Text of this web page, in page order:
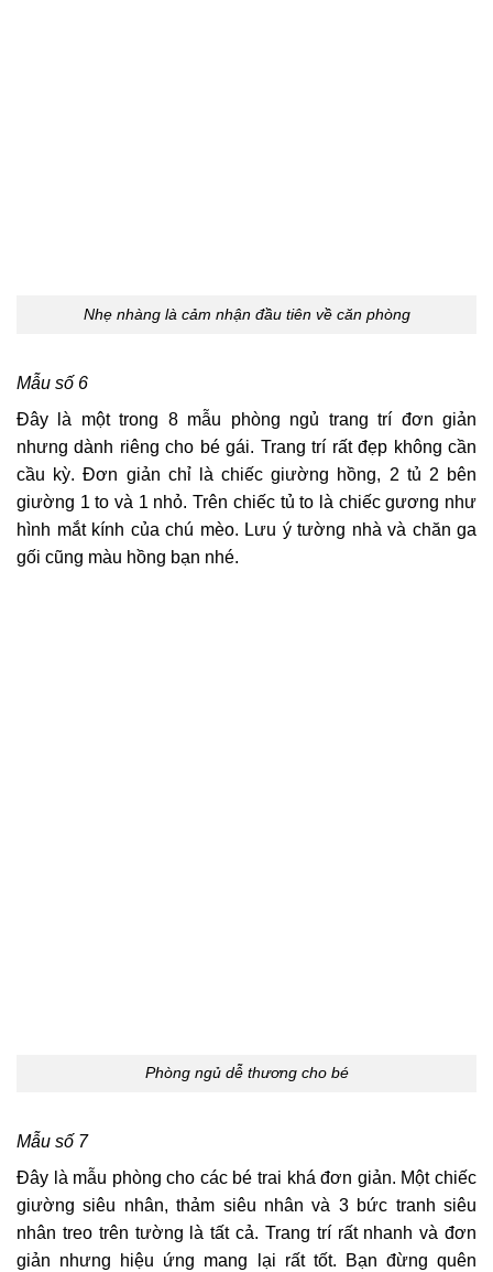
Nhẹ nhàng là cảm nhận đầu tiên về căn phòng
Mẫu số 6
Đây là một trong 8 mẫu phòng ngủ trang trí đơn giản
nhưng dành riêng cho bé gái. Trang trí rất đẹp không cần
cầu kỳ. Đơn giản chỉ là chiếc giường hồng, 2 tủ 2 bên
giường 1 to và 1 nhỏ. Trên chiếc tủ to là chiếc gương như
hình mắt kính của chú mèo. Lưu ý tường nhà và chăn ga
gối cũng màu hồng bạn nhé.
Phòng ngủ dễ thương cho bé
Mẫu số 7
Đây là mẫu phòng cho các bé trai khá đơn giản. Một chiếc
giường siêu nhân, thảm siêu nhân và 3 bức tranh siêu
nhân treo trên tường là tất cả. Trang trí rất nhanh và đơn
giản nhưng hiệu ứng mang lại rất tốt. Bạn đừng quên